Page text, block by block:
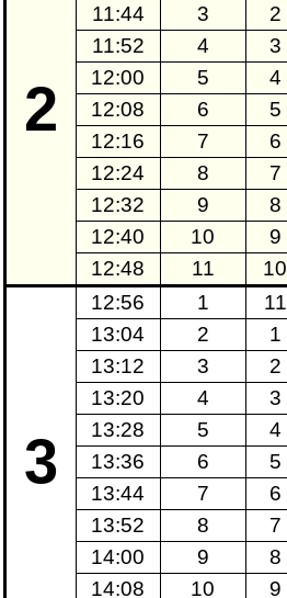
2
11:44
3 2
11:52
4 3
12:00
5 4
12:08
6 5
12:16
7 6
12:24
8 7
12:32
9 8
12:40
10 9
12:48
11 10
3
12:56 1 11
13:04
2 1
13:12
3 2
13:20
4 3
13:28
5 4
13:36
6 5
13:44
7 6
13:52
8 7
14:00
9 8
14:08
10 9